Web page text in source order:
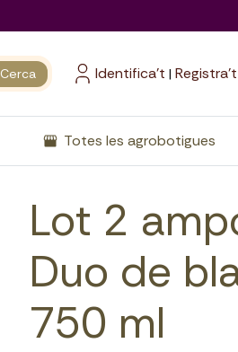
Cerca Identifica't | Registra't
Totes les agrobotigues
Lot 2
Duo de
750 ml